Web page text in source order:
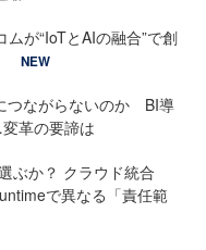
が“IoTとAIの融合”で創
NEW
つながらないのか BI導
革の要諦は
ぶか？ クラウド統合
で異なる「責任範